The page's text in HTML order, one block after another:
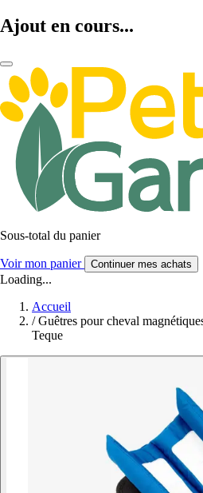
Ajout en cours...
Sous-total du panier
Voir mon panier Continuer mes achats
Loading...
Accueil
/ Guêtres pour cheval
Teque